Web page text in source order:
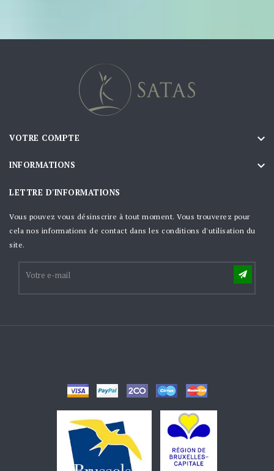
VOTRE COMPTE 
INFORMATIONS 
LETTRE D'INFORMATIONS
Vous pouvez vous désinscrire à tout moment. Vous trouverez pour
cela nos informations de contact dans les conditions d'utilisation du
site.